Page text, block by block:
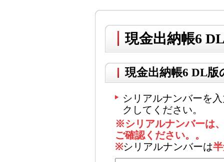
現金出納帳6
現金出納帳6 DL
シリアルナンバーを
クしてください。
※シリアルナンバーは
ご確認ください。。
※シリアルナンバーは